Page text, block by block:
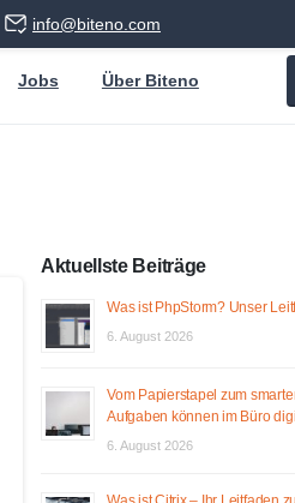
info@biteno.com
Jobs Über Biteno
Aktuellste Beiträge
Was ist PhpStorm? Unser
6. August 2026
Vom Papierstapel zum
Aufgaben können im Büro
6. August 2026